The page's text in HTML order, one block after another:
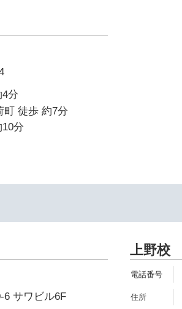
分
町 徒歩 約7分
分
6 サワビル6F
上野校